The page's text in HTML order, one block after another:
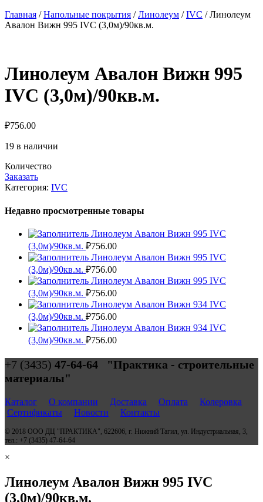
Главная /Напольные покрытия /Линолеум /IVC / Линолеум
Авалон Вижн 995 IVC (3,0м)/90кв.м.
Линолеум Авалон Вижн 995
IVC (3,0м)/90кв.м.
₽756.00
19 в наличии
Количество
Заказать
Категория: IVC
Недавно просмотренные товары
Линолеум Авалон Вижн 995 IVC
(3,0м)/90кв.м. ₽756.00
Линолеум Авалон Вижн 995 IVC
(3,0м)/90кв.м. ₽756.00
Линолеум Авалон Вижн 995 IVC
(3,0м)/90кв.м. ₽756.00
Линолеум Авалон Вижн 934 IVC
(3,0м)/90кв.м. ₽756.00
Линолеум Авалон Вижн 934 IVC
(3,0м)/90кв.м. ₽756.00
+7 (3435) 47-64-64 "Практика - строительные
материалы"
Каталог О компании Доставка Оплата
Колеровка
Сертификаты
Новости Контакты
© 2018 ООО ДЦ "ПРАКТИКА", 622606, г. Нижний Тагил, ул. Индустриальная, 3,
тел.: +7 (3435) 47-64-64
×
Линолеум Авалон Вижн 995 IVC
(3,0м)/90кв.м.